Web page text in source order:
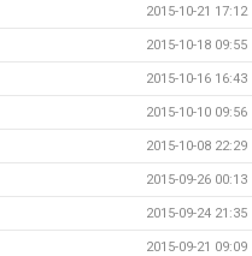
2015-10-21 17:12
2015-10-18 09:55
2015-10-16 16:43
2015-10-10 09:56
2015-10-08 22:29
2015-09-26 00:13
2015-09-24 21:35
2015-09-21 09:09